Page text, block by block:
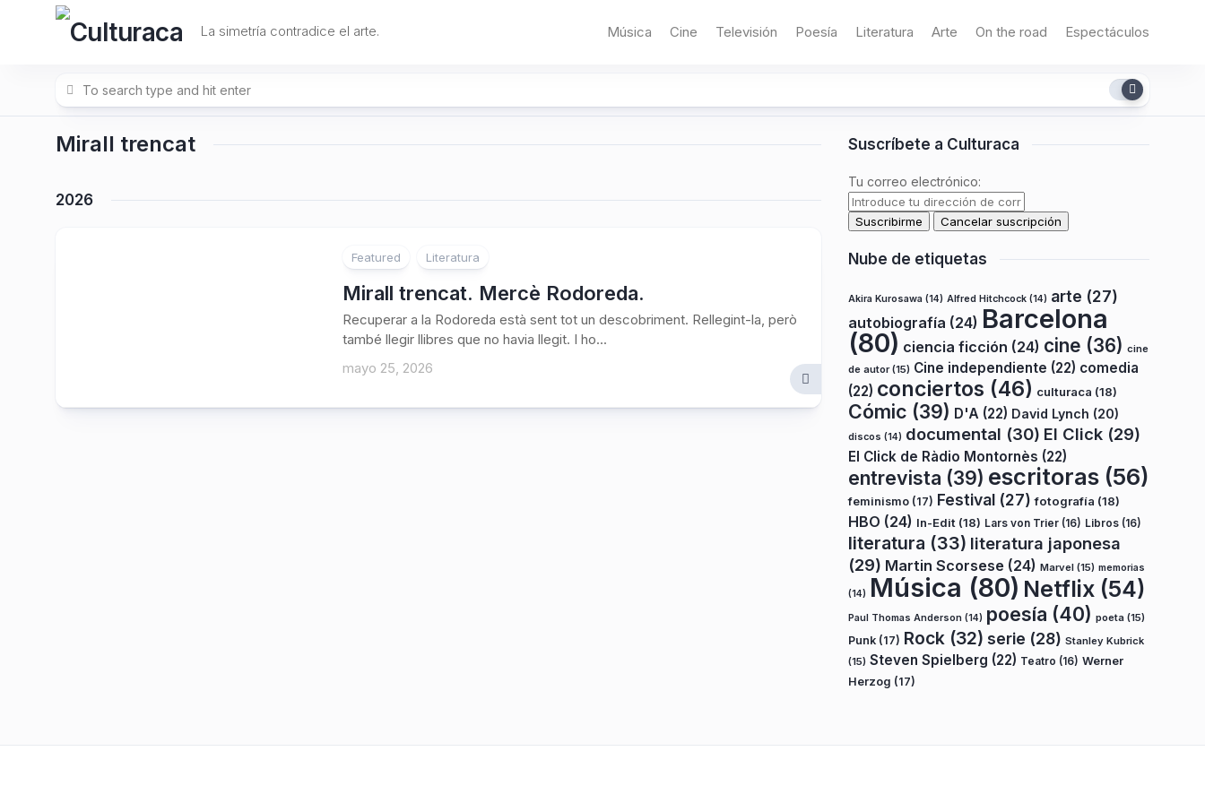
La simetría contradice el arte. Música Cine Televisión Poesía Literatura Arte On the road Espectáculos
Mirall trencat
2026
Featured Literatura
Mirall trencat. Mercè Rodoreda.
Recuperar a la Rodoreda està sent tot un descobriment. Rellegint-la, però
també llegir llibres que no havia llegit. I ho...
mayo 25, 2026
Suscríbete a Culturaca
Tu correo electrónico:
Nube de etiquetas
Akira Kurosawa (14) Alfred Hitchcock (14) arte (27)
autobiografía (24) Barcelona
(80) ciencia ficción (24) cine (36) cine
de autor(15) Cine independiente (22) comedia
(22) conciertos (46) culturaca (18)
Cómic (39) D'A (22) David Lynch (20)
discos (14) documental (30) El Click (29)
El Click de Ràdio Montornès (22)
entrevista (39) escritoras (56)
feminismo (17) Festival (27) fotografía (18)
HBO (24) In-Edit (18) Lars von Trier (16) Libros (16)
literatura (33) literatura japonesa
(29) Martin Scorsese (24) Marvel (15) memorias
(14) Música (80) Netflix (54)
Paul Thomas Anderson (14) poesía (40) poeta (15)
Punk (17) Rock (32) serie (28) Stanley Kubrick
(15) Steven Spielberg (22) Teatro (16) Werner
Herzog (17)